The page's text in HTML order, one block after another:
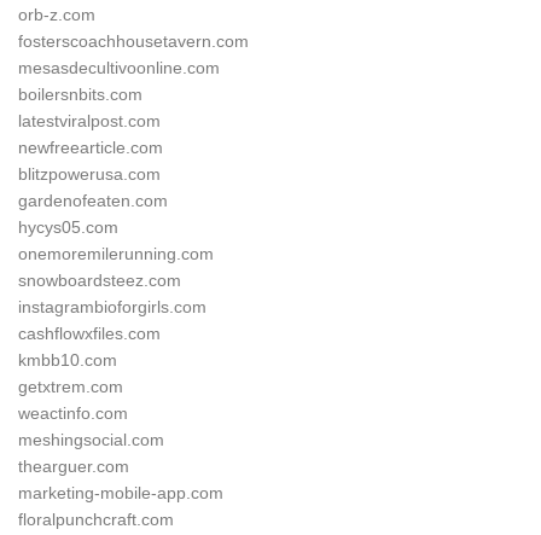
orb-z.com
fosterscoachhousetavern.com
mesasdecultivoonline.com
boilersnbits.com
latestviralpost.com
newfreearticle.com
blitzpowerusa.com
gardenofeaten.com
hycys05.com
onemoremilerunning.com
snowboardsteez.com
instagrambioforgirls.com
cashflowxfiles.com
kmbb10.com
getxtrem.com
weactinfo.com
meshingsocial.com
thearguer.com
marketing-mobile-app.com
floralpunchcraft.com